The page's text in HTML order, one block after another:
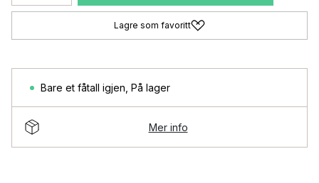
Lagre som favoritt
Bare et fåtall igjen På lager
Mer info